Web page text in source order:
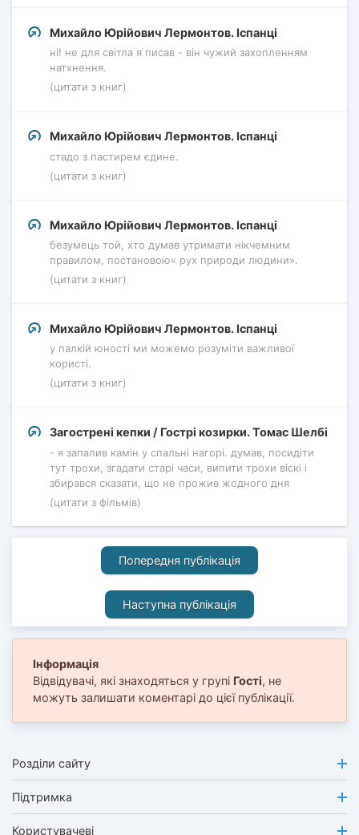
Михайло Юрійович Лермонтов. Іспанці
ні! не для світла я писав - він чужий захопленням
натхнення.
(цитати з книг)
Михайло Юрійович Лермонтов. Іспанці
стадо з пастирем єдине.
(цитати з книг)
Михайло Юрійович Лермонтов. Іспанці
безумець той, хто думав утримати нікчемним
правилом, постановою« рух природи людини».
(цитати з книг)
Михайло Юрійович Лермонтов. Іспанці
у палкій юності ми можемо розуміти важливої ​​
користі.
(цитати з книг)
Загострені кепки / Гострі козирки. Томас Шелбі
- я запалив камін у спальні нагорі. думав, посидіти
тут трохи, згадати старі часи, випити трохи віскі і
збирався сказати, що не прожив жодного дня
(цитати з фільмів)
Попередня публікація
Наступна публікація
Інформація
Відвідувачі, які знаходяться у групі Гості, не
можуть залишати коментарі до цієї публікації.
Розділи сайту
Підтримка
Користувачеві